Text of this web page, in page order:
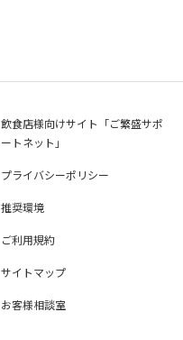
飲食店様向けサイト「ご繁盛サポ
ートネット」
プライバシーポリシー
推奨環境
ご利用規約
サイトマップ
お客様相談室